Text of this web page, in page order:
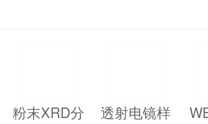
粉末XRD分
透射电镜样